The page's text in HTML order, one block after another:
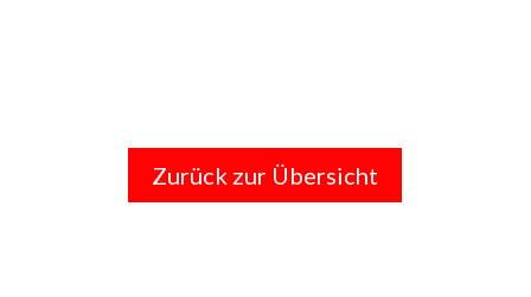
Zurück zur Übersicht